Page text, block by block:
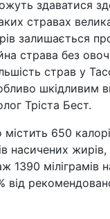
здаватися
стравах
залишається
страва без
страв у
шкідливим
Тріста Бест.
містить 650
насичених
1390 міліграмів
від